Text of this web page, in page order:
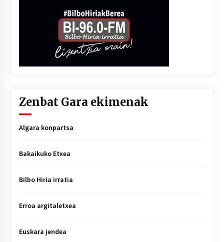
Zenbat Gara ekimenak
Algara konpartsa
Bakaikuko Etxea
Bilbo Hiria irratia
Erroa argitaletxea
Euskara jendea